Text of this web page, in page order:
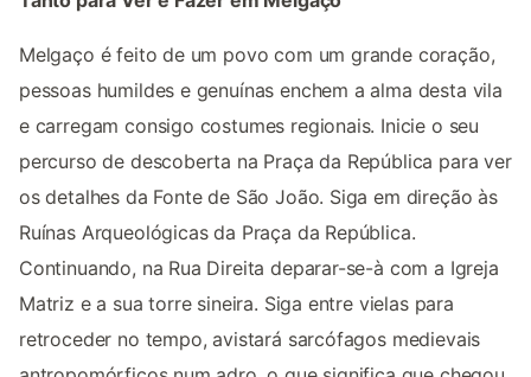
Melgaço é feito de um povo com um grande coração,
pessoas humildes e genuínas enchem a alma desta vila
e carregam consigo costumes regionais. Inicie o seu
percurso de descoberta na Praça da República para ver
os detalhes da Fonte de São João. Siga em direção às
Ruínas Arqueológicas da Praça da República.
Continuando, na Rua Direita deparar-se-à com a Igreja
Matriz e a sua torre sineira. Siga entre vielas para
retroceder no tempo, avistará sarcófagos medievais